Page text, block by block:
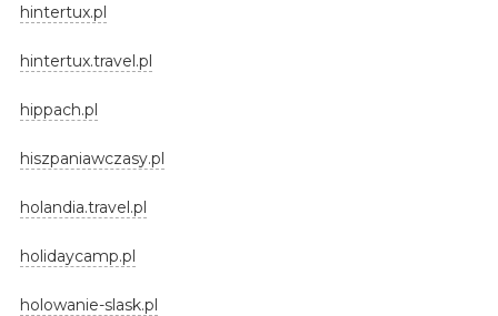
hintertux.pl
hintertux.travel.pl
hippach.pl
hiszpaniawczasy.pl
holandia.travel.pl
holidaycamp.pl
holowanie-slask.pl